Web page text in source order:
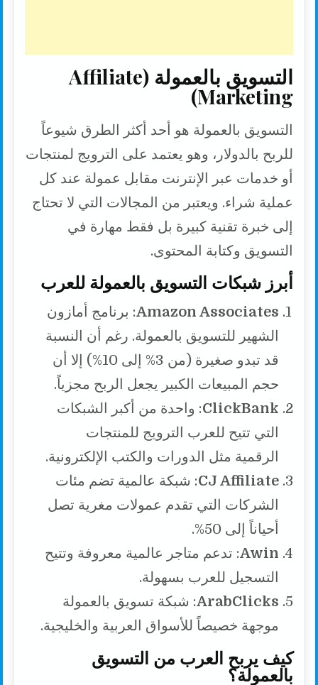
التسويق بالعمولة (Affiliate
Marketing)
التسويق بالعمولة هو أحد أكثر الطرق شيوعاً
للربح بالدولار، وهو يعتمد على الترويج لمنتجات
أو خدمات عبر الإنترنت مقابل عمولة عند كل
عملية شراء. ويعتبر من المجالات التي لا تحتاج
إلى خبرة تقنية كبيرة بل فقط مهارة في
التسويق وكتابة المحتوى.
أبرز شبكات التسويق بالعمولة للعرب
Amazon Associates: برنامج أمازون
الشهير للتسويق بالعمولة. رغم أن النسبة
قد تبدو صغيرة (من 3% إلى 10%) إلا أن
حجم المبيعات الكبير يجعل الربح مجزياً.
ClickBank: واحدة من أكبر الشبكات
التي تتيح للعرب الترويج للمنتجات
الرقمية مثل الدورات والكتب الإلكترونية.
CJ Affiliate: شبكة عالمية تضم مئات
الشركات التي تقدم عمولات مغرية تصل
أحياناً إلى 50%.
Awin: تدعم متاجر عالمية معروفة وتتيح
التسجيل للعرب بسهولة.
ArabClicks: شبكة تسويق بالعمولة
موجهة خصيصاً للأسواق العربية والخليجية.
كيف يربح العرب من التسويق
بالعمولة؟